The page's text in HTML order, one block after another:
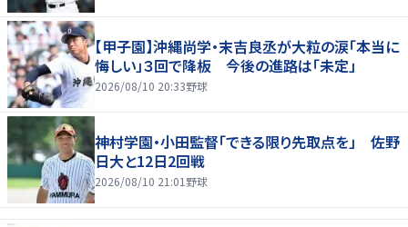
【甲子園】沖縄尚学・末吉良丞が大粒の涙「本当に
悔しい」３回で降板 今後の進路は「未定」
2026/08/10 20:33野球
神村学園・小田監督「できる限り先取点を」 佐野
日大と12日2回戦
2026/08/10 21:01 野球